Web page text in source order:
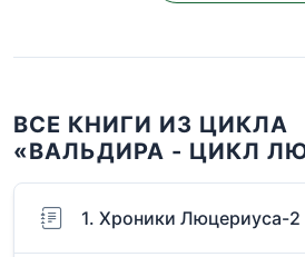
ВСЕ КНИГИ ИЗ ЦИКЛА
«ВАЛЬДИРА - ЦИКЛ
1. Хроники Люцериуса-2